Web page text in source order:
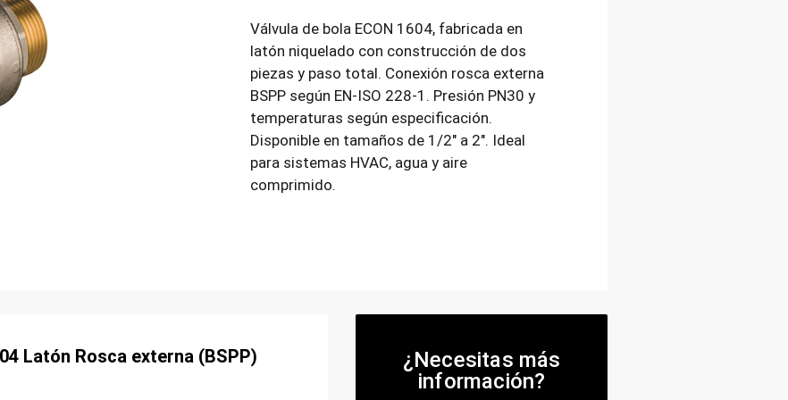
Válvula de bola ECON 1604, fabricada en
latón niquelado con construcción de dos
piezas y paso total. Conexión rosca externa
BSPP según EN-ISO 228-1. Presión PN30 y
temperaturas según especificación.
Disponible en tamaños de 1/2″ a 2″. Ideal
para sistemas HVAC, agua y aire
comprimido.
Latón Rosca externa (BSPP)
¿Necesitas más
información?